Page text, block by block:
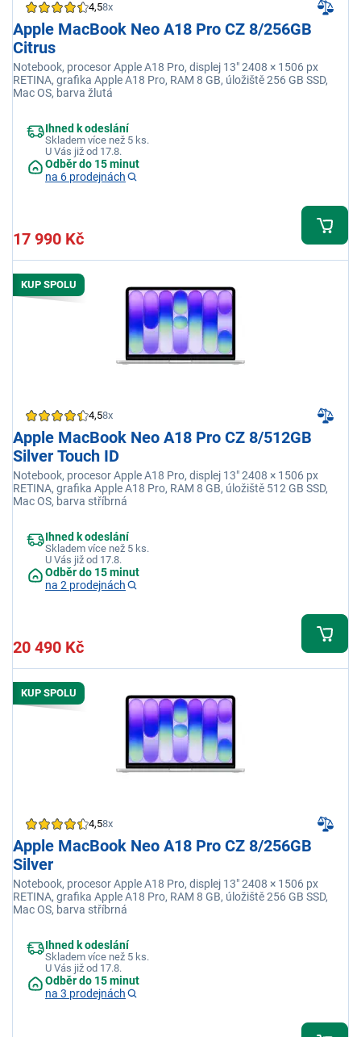
4,58x
Apple MacBook Neo A18 Pro CZ 8/256GB
Citrus
Notebook, procesor Apple A18 Pro, displej 13" 2408 × 1506 px
RETINA, grafika Apple A18 Pro, RAM 8 GB, úložiště 256 GB SSD,
Mac OS, barva žlutá
Ihned k odeslání
Skladem více než 5 ks.
U Vás již od 17.8.
Odběr do 15 minut
na 6 prodejnách
17 990 Kč
KUP SPOLU
4,58x
Apple MacBook Neo A18 Pro CZ 8/512GB
Silver Touch ID
Notebook, procesor Apple A18 Pro, displej 13" 2408 × 1506 px
RETINA, grafika Apple A18 Pro, RAM 8 GB, úložiště 512 GB SSD,
Mac OS, barva stříbrná
Ihned k odeslání
Skladem více než 5 ks.
U Vás již od 17.8.
Odběr do 15 minut
na 2 prodejnách
20 490 Kč
KUP SPOLU
4,58x
Apple MacBook Neo A18 Pro CZ 8/256GB
Silver
Notebook, procesor Apple A18 Pro, displej 13" 2408 × 1506 px
RETINA, grafika Apple A18 Pro, RAM 8 GB, úložiště 256 GB SSD,
Mac OS, barva stříbrná
Ihned k odeslání
Skladem více než 5 ks.
U Vás již od 17.8.
Odběr do 15 minut
na 3 prodejnách